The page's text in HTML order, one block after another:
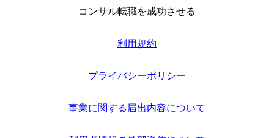
コンサル転職を成功させる
利用規約
プライバシーポリシー
事業に関する届出内容について